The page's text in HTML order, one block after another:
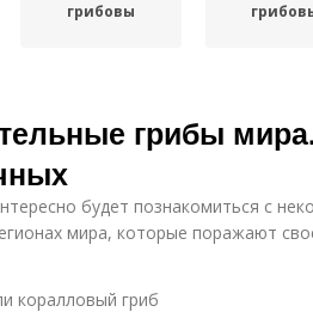
грибовы
грибы
будет познакомиться с
мира, которые поражают
коралловый гриб